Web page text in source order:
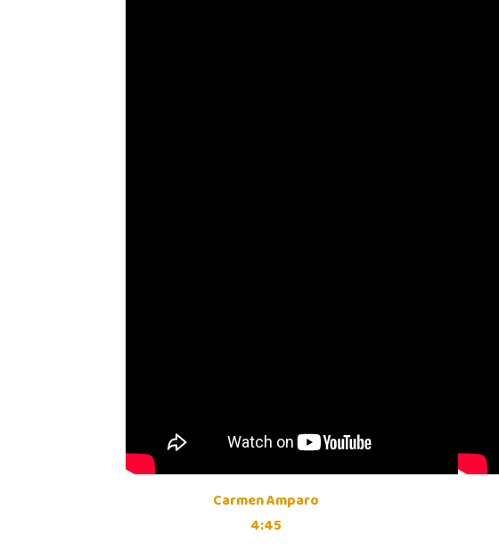
Carmen Amparo
4:45